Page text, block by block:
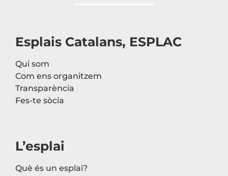
Esplais Catalans, ESPLAC
Qui som
Com ens organitzem
Transparència
Fes-te sòcia
L’esplai
Què és un esplai?